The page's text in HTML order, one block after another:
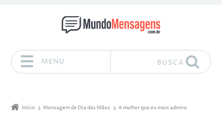
MENU BUSCA
Início Mensagem de Dia das Mães A mulher que eu mais admiro